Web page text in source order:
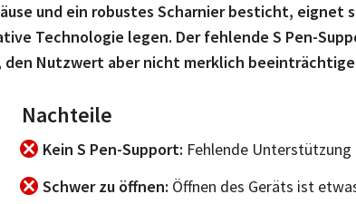
und ein robustes Scharnier besticht, eignet
Technologie legen. Der fehlende S Pen-
Nutzwert aber nicht merklich
Nachteile
Kein S Pen-Support Fehlende
Schwer zu öffnen Öffnen des Geräts ist